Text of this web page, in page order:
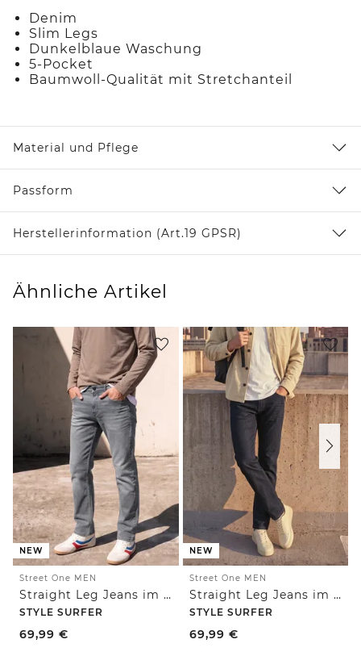
Denim
Slim Legs
Dunkelblaue Waschung
5-Pocket
Baumwoll-Qualität mit Stretchanteil
Material und Pflege
Passform
Herstellerinformation (Art.19 GPSR)
Ähnliche Artikel
NEW
Street One MEN
Straight Leg Jeans im Regular Fit
STYLE SURFER
69,99 €
NEW
Street One MEN
Straight Leg Jeans im Regular Fit
STYLE SURFER
69,99 €